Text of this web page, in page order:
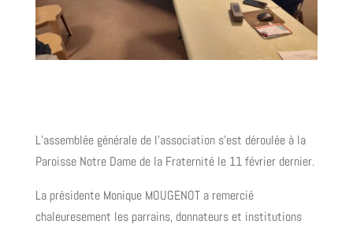
L’assemblée générale de l’association s’est déroulée à la
Paroisse Notre Dame de la Fraternité le 11 février dernier.
La présidente Monique MOUGENOT a remercié
chaleuresement les parrains, donnateurs et institutions